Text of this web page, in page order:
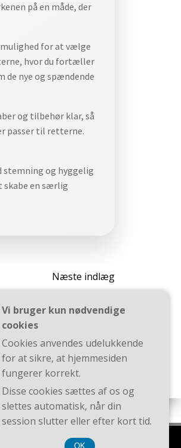
på en måde, der
for at vælge
hvor du fortæller
nye og spændende
og tilbehør klar, så
passer til retterne.
stemning og hyggelig
skabe en særlig
Næste indlæg
Vi bruger kun nødvendige
cookies
Cookies anvendes udelukkende
for at sikre, at hjemmesiden
fungerer korrekt.
Disse cookies sættes af os og
slettes automatisk, når din
session slutter eller efter kort tid.
OK